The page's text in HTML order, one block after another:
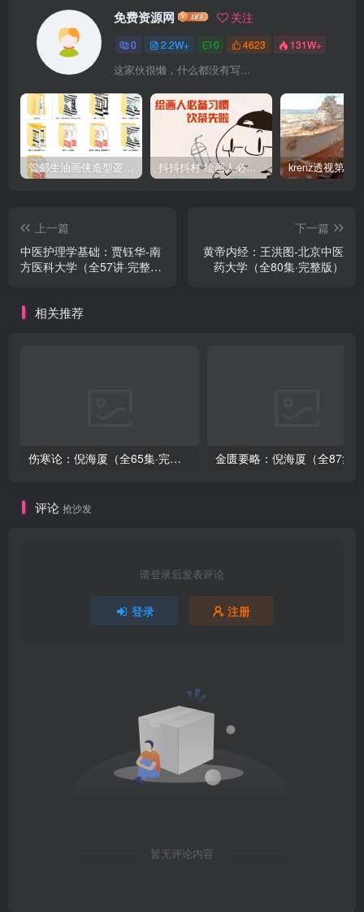
免费资源网 关注
0 2.2W+ 0 4623 131W+
这家伙很懒，什么都没有写...
管郁生油画侠造型逻辑班第一期2019年5月【高清不缺课】 抖抖抖村 绘画人必备习惯2020【画质不错】
上一篇
中医护理学基础：贾钰华-南
方医科大学（全57讲·完整
下一篇
黄帝内经：王洪图-北京中医
药大学（全80集·完整版）
相关推荐
伤寒论：倪海厦（全65集·完整版）
评论 抢沙发
请登录后发表评论
登录 注册
暂无评论内容